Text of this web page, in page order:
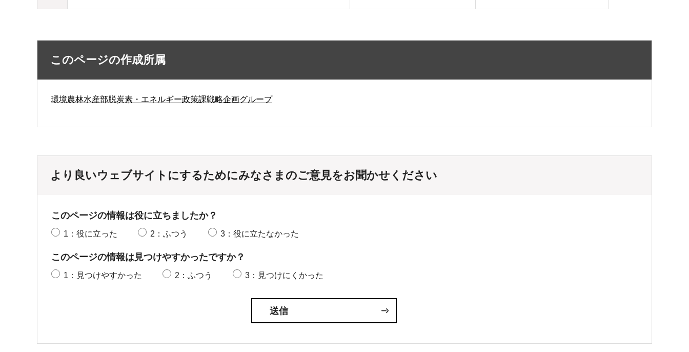
このページの作成所属
環境農林水産部脱炭素・エネルギー政策課戦略企画グループ
より良いウェブサイトにするためにみなさまのご意見をお聞かせください
このページの情報は役に立ちましたか？
1：役に立った 2：ふつう 3：役に立たなかった
このページの情報は見つけやすかったですか？
1：見つけやすかった 2：ふつう 3：見つけにくかった